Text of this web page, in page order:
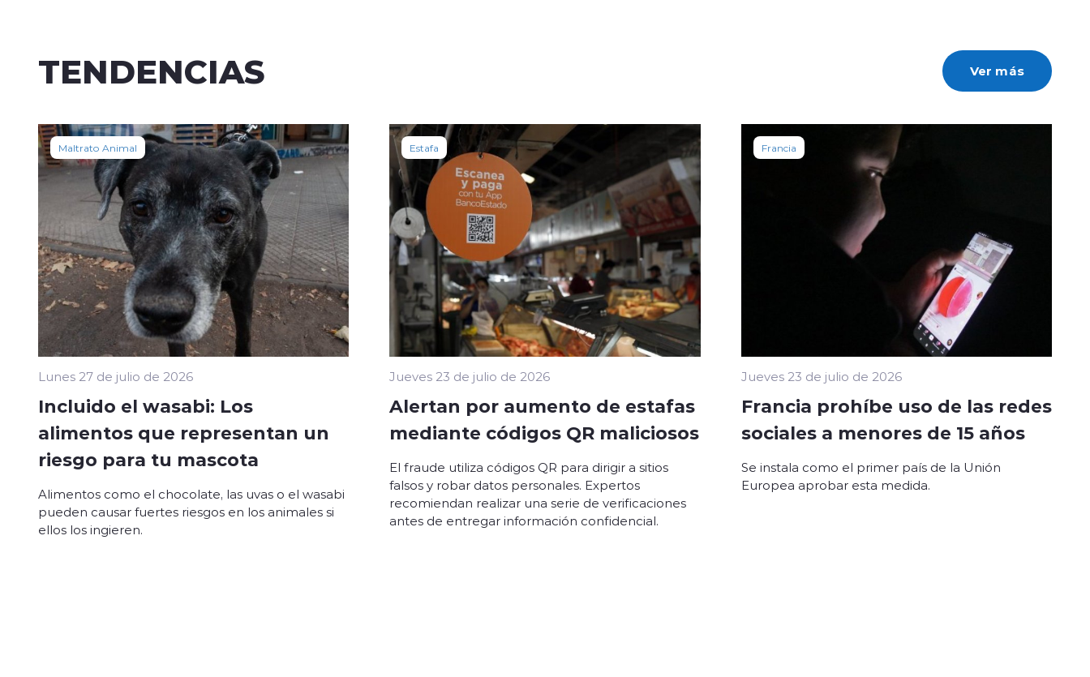
TENDENCIAS Ver más
Maltrato Animal
Lunes 27 de julio de 2026
Incluido el wasabi: Los
alimentos que representan un
riesgo para tu mascota
Alimentos como el chocolate, las uvas o el wasabi
pueden causar fuertes riesgos en los animales si
ellos los ingieren.
Estafa
Jueves 23 de julio de 2026
Alertan por aumento de estafas
mediante códigos QR maliciosos
El fraude utiliza códigos QR para dirigir a sitios
falsos y robar datos personales. Expertos
recomiendan realizar una serie de verificaciones
antes de entregar información confidencial.
Francia
Jueves 23 de julio de 2026
Francia prohíbe uso de las redes
sociales a menores de 15 años
Se instala como el primer país de la Unión
Europea aprobar esta medida.